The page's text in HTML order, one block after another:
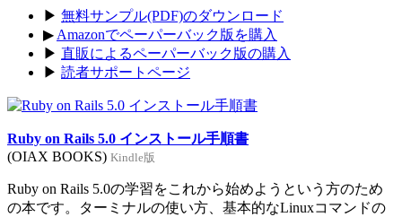
▶ 無料サンプル(PDF)のダウンロード
▶ Amazonでペーパーバック版を購入
▶ 直販によるペーパーバック版の購入
▶ 読者サポートページ
Ruby on Rails 5.0 インストール手順書
(OIAX BOOKS) Kindle版
Ruby on Rails 5.0の学習をこれから始めようという方のため
の本です。ターミナルの使い方、基本的なLinuxコマンドの